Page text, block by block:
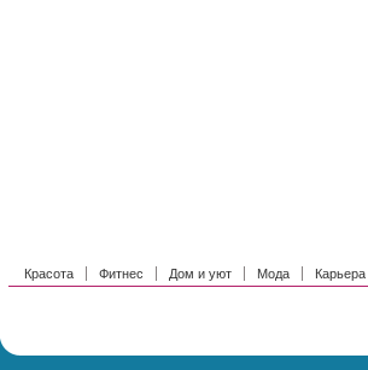
Красота Фитнес Дом и уют Мода Карьера